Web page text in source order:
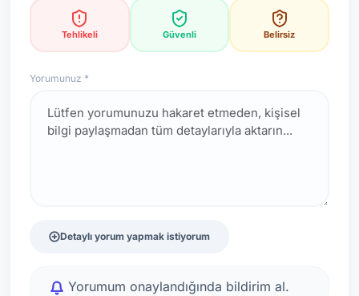
Tehlikeli Güvenli Belirsiz
Yorumunuz *
Detaylı yorum yapmak istiyorum
Yorumum onaylandığında bildirim al.